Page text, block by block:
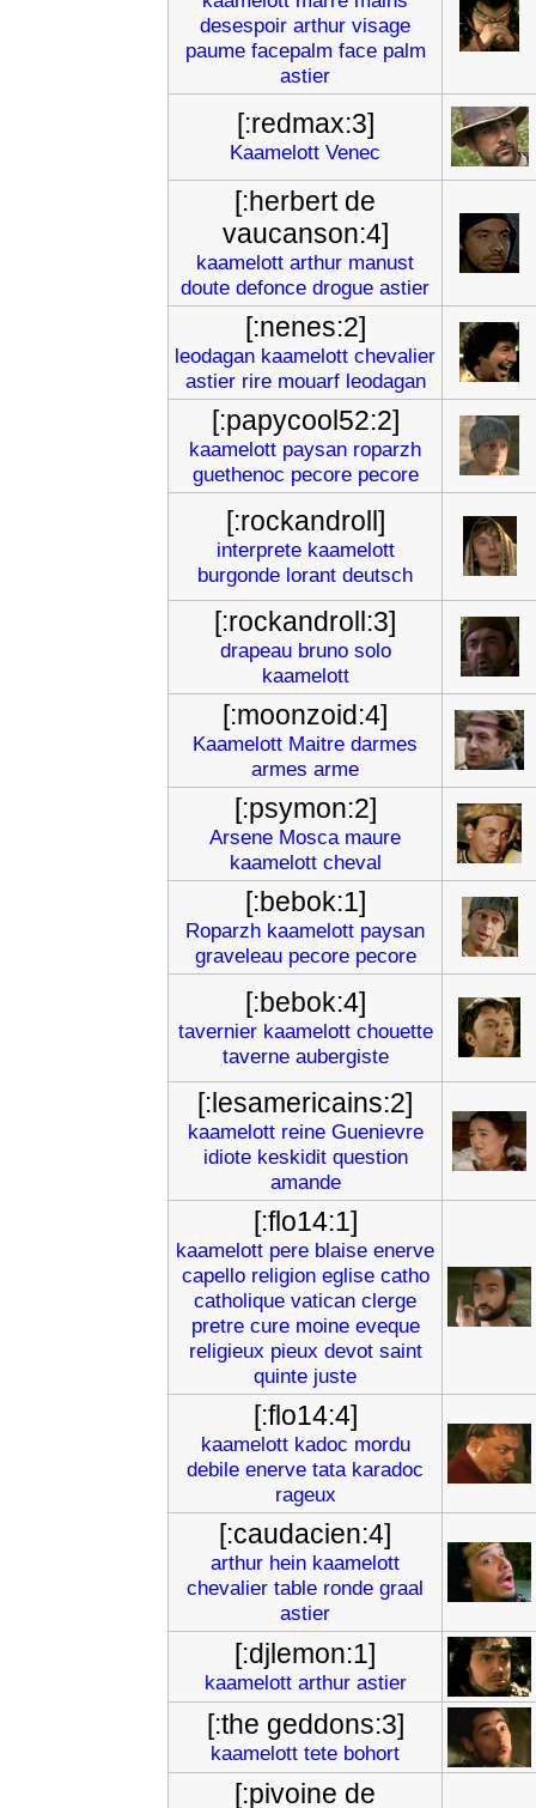
desespoir arthur visage
paume facepalm face palm
astier
[:redmax:3]
Kaamelott Venec
[:herbert de
vaucanson:4]
kaamelott arthur manust
doute defonce drogue astier
[:nenes:2]
leodagan kaamelott chevalier
astier rire mouarf leodagan
[:papycool52:2]
kaamelott paysan roparzh
guethenoc pecore pecore
[:rockandroll]
interprete kaamelott
burgonde lorant deutsch
[:rockandroll:3]
drapeau bruno solo
kaamelott
[:moonzoid:4]
Kaamelott Maitre darmes
armes arme
[:psymon:2]
Arsene Mosca maure
kaamelott cheval
[:bebok:1]
Roparzh kaamelott paysan
graveleau pecore pecore
[:bebok:4]
tavernier kaamelott chouette
taverne aubergiste
[:lesamericains:2]
kaamelott reine Guenievre
idiote keskidit question
amande
[:flo14:1]
kaamelott pere blaise enerve
capello religion eglise catho
catholique vatican clerge
pretre cure moine eveque
religieux pieux devot saint
quinte juste
[:flo14:4]
kaamelott kadoc mordu
debile enerve tata karadoc
rageux
[:caudacien:4]
arthur hein kaamelott
chevalier table ronde graal
astier
[:djlemon:1]
kaamelott arthur astier
[:the geddons:3]
kaamelott tete bohort
[:pivoine de